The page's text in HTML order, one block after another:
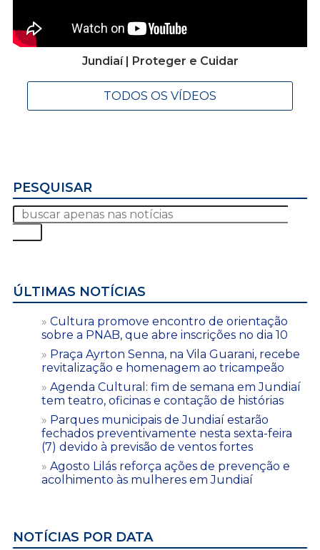
Jundiaí | Proteger e Cuidar
TODOS OS VÍDEOS
PESQUISAR
ÚLTIMAS NOTÍCIAS
Cultura promove encontro de orientação
sobre a PNAB, que abre inscrições no dia 10
Praça Ayrton Senna, na Vila Guarani, recebe
revitalização e homenagem ao tricampeão
Agenda Cultural: fim de semana em Jundiaí
tem teatro, oficinas e contação de histórias
Parques municipais de Jundiaí estarão
fechados preventivamente nesta sexta-feira
(7) devido à previsão de ventos fortes
Agosto Lilás reforça ações de prevenção e
acolhimento às mulheres em Jundiaí
NOTÍCIAS POR DATA